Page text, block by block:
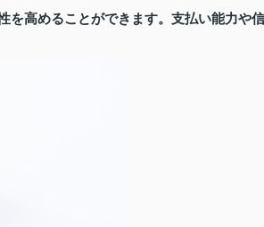
を高めることができます。支払い能力や信